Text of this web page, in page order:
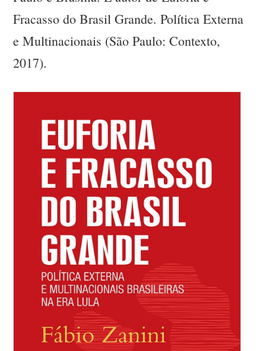
Fracasso do Brasil Grande. Política Externa
e Multinacionais (São Paulo: Contexto,
2017).